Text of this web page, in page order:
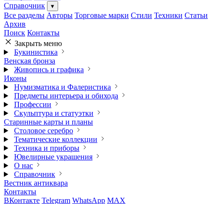
Справочник
▾
Все разделы Авторы Торговые марки Стили Техники Статьи
Архив
Поиск Контакты
Закрыть меню
Букинистика
Венская бронза
Живопись и графика
Иконы
Нумизматика и Фалеристика
Предметы интерьера и обихода
Профессии
Скульптура и статуэтки
Старинные карты и планы
Столовое серебро
Тематические коллекции
Техника и приборы
Ювелирные украшения
О нас
Справочник
Вестник антиквара
Контакты
ВКонтакте Telegram WhatsApp MAX